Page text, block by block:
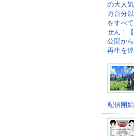
の大人
万台分
をすべ
せん！
公開か
再生を
配信開始